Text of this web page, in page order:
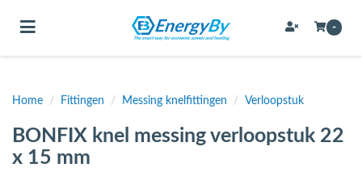
(Bevestigingsmateriaal / schroeven)
(Buffervaten, hygiene boilers & boilervaten)
Toggle navigation -
Home / Fittingen / Messing knelfittingen / Verloopstuk
BONFIX knel messing verloopstuk 22
x 15 mm